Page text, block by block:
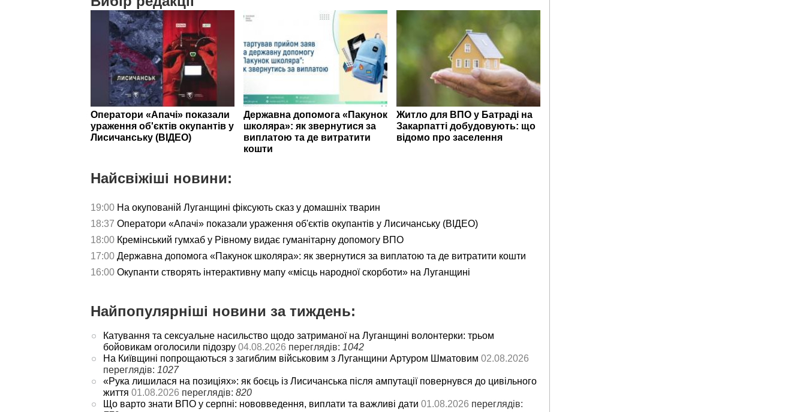
Оператори «Апачі» показали
ураження об'єктів окупантів у
Лисичанську (ВІДЕО)
Державна допомога «Пакунок
школяра»: як звернутися за
виплатою та де витратити
кошти
Житло для ВПО у Батраді на
Закарпатті добудовують: що
відомо про заселення
Найсвіжіші новини:
19:00 На окупованій Луганщині фіксують сказ у домашніх тварин
18:37 Оператори «Апачі» показали ураження об'єктів окупантів у Лисичанську (ВІДЕО)
18:00 Кремінський гумхаб у Рівному видає гуманітарну допомогу ВПО
17:00 Державна допомога «Пакунок школяра»: як звернутися за виплатою та де витратити кошти
16:00 Окупанти створять інтерактивну мапу «місць народної скорботи» на Луганщині
Найпопулярніші новини за тиждень:
Катування та сексуальне насильство щодо затриманої на Луганщині волонтерки: трьом
бойовикам оголосили підозру 04.08.2026 переглядів: 1042
На Київщині попрощаються з загиблим військовим з Луганщини Артуром Шматовим 02.08.2026
переглядів: 1027
«Рука лишилася на позиціях»: як боєць із Лисичанська після ампутації повернувся до цивільного
життя 01.08.2026 переглядів: 820
Що варто знати ВПО у серпні: нововведення, виплати та важливі дати 01.08.2026 переглядів: